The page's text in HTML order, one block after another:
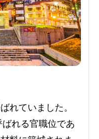
れていました。
れる官職位であ